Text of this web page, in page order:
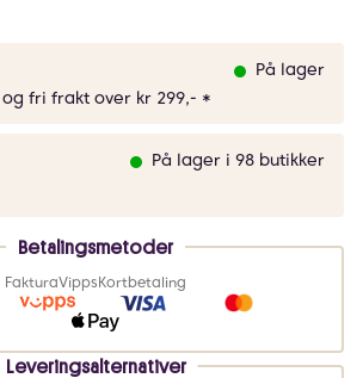
På lager
og fri frakt over kr 299,- *
På lager i 98 butikker
Betalingsmetoder
FakturaVippsKortbetaling
Leveringsalternativer